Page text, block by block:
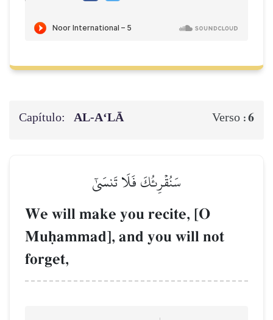
Capítulo: AL‑A‘LĀ Verso :6
سَنُقۡرِئُكَ فَلَا تَنسَىٰٓ
We will make you recite, [O
Muúammad], and you will not
forget,